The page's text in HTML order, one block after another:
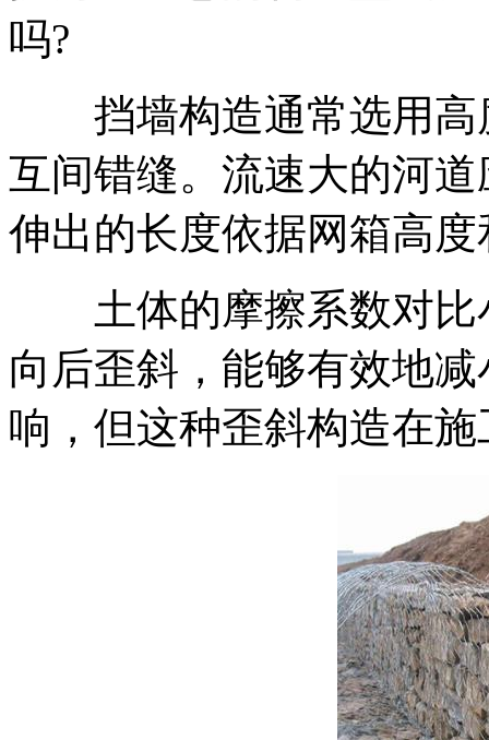
吗?
挡墙构造通常选用高
互间错缝。流速大的河
伸出的长度依据网箱高
土体的摩擦系数对比
向后歪斜，能够有效地
响，但这种歪斜构造在